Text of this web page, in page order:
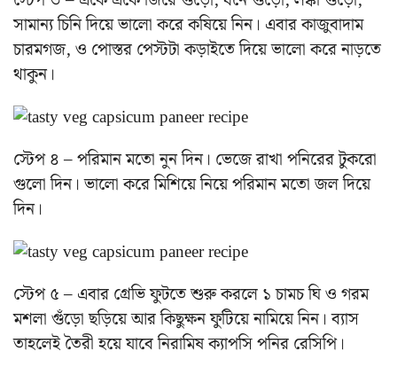
সামান্য চিনি দিয়ে ভালো করে কষিয়ে নিন। এবার কাজুবাদাম
চারমগজ, ও পোস্তর পেস্টটা কড়াইতে দিয়ে ভালো করে নাড়তে
থাকুন।
স্টেপ ৪ – পরিমান মতো নুন দিন। ভেজে রাখা পনিরের টুকরো
গুলো দিন। ভালো করে মিশিয়ে নিয়ে পরিমান মতো জল দিয়ে
দিন।
স্টেপ ৫ – এবার গ্রেভি ফুটতে শুরু করলে ১ চামচ ঘি ও গরম
মশলা গুঁড়ো ছড়িয়ে আর কিছুক্ষন ফুটিয়ে নামিয়ে নিন। ব্যাস
তাহলেই তৈরী হয়ে যাবে নিরামিষ ক্যাপসি পনির রেসিপি।